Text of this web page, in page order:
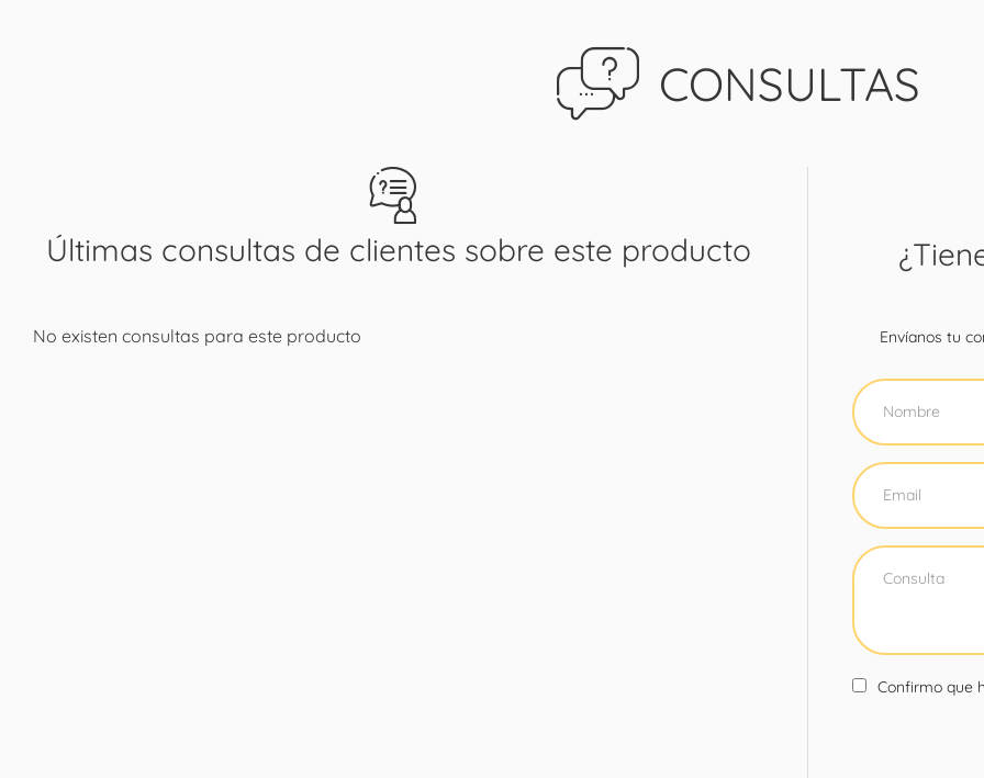
CONSULTAS
Últimas consultas de clientes sobre este producto
No existen consultas para este producto Envíanos tu
Confirmo que